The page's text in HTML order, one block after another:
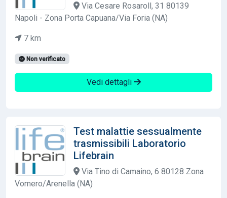
Via Cesare Rosaroll, 31 80139
Napoli - Zona Porta Capuana/Via Foria (NA)
7 km
Non verificato
Vedi dettagli
Test malattie sessualmente
trasmissibili Laboratorio
Lifebrain
Via Tino di Camaino, 6 80128 Zona
Vomero/Arenella (NA)